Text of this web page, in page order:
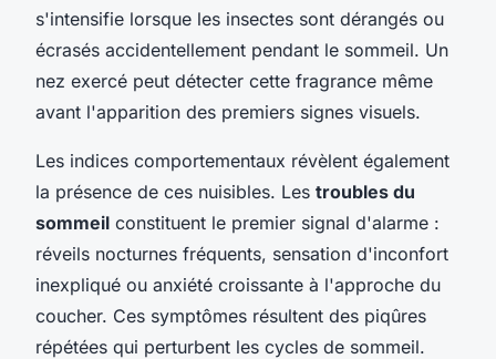
s'intensifie lorsque les insectes sont dérangés ou
écrasés accidentellement pendant le sommeil. Un
nez exercé peut détecter cette fragrance même
avant l'apparition des premiers signes visuels.
Les indices comportementaux révèlent également
la présence de ces nuisibles. Les troubles du
sommeil constituent le premier signal d'alarme :
réveils nocturnes fréquents, sensation d'inconfort
inexpliqué ou anxiété croissante à l'approche du
coucher. Ces symptômes résultent des piqûres
répétées qui perturbent les cycles de sommeil.